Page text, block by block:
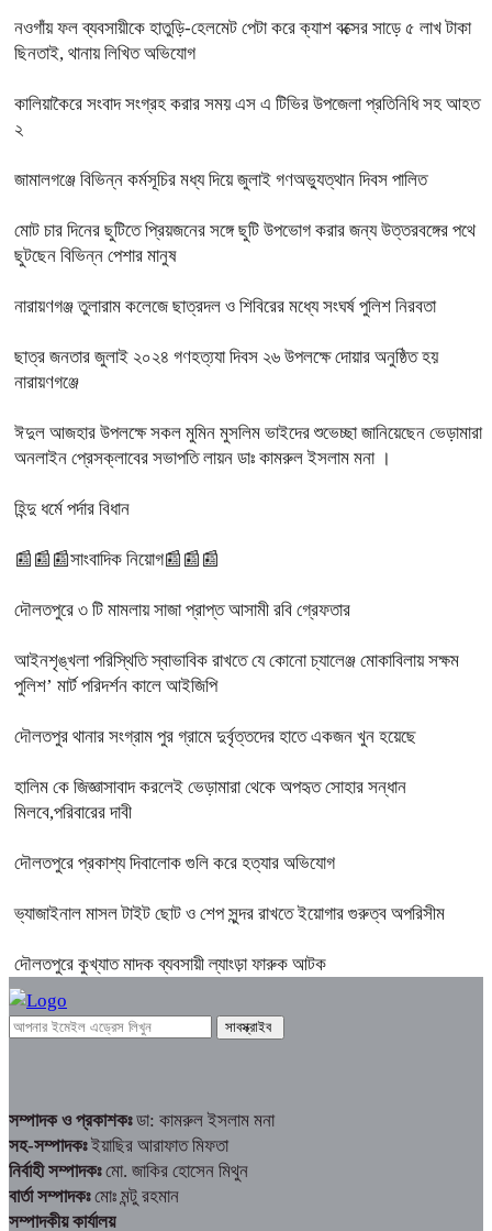
নওগাঁয় ফল ব্যবসায়ীকে হাতুড়ি-হেলমেট পেটা করে ক্যাশ বক্সের সাড়ে ৫ লাখ টাকা
ছিনতাই, থানায় লিখিত অভিযোগ
কালিয়াকৈরে সংবাদ সংগ্রহ করার সময় এস এ টিভির উপজেলা প্রতিনিধি সহ আহত
২
জামালগঞ্জে বিভিন্ন কর্মসূচির মধ্য দিয়ে জুলাই গণঅভ্যুত্থান দিবস পালিত
মোট চার দিনের ছুটিতে প্রিয়জনের সঙ্গে ছুটি উপভোগ করার জন্য উত্তরবঙ্গের পথে
ছুটছেন বিভিন্ন পেশার মানুষ
নারায়ণগঞ্জ তুলারাম কলেজে ছাত্রদল ও শিবিরের মধ্যে সংঘর্ষ পুলিশ নিরবতা
ছাত্র জনতার জুলাই ২০২৪ গণহত্য্যা দিবস ২৬ উপলক্ষে দোয়ার অনুষ্ঠিত হয়
নারায়ণগঞ্জে
ঈদুল আজহার উপলক্ষে সকল মুমিন মুসলিম ভাইদের শুভেচ্ছা জানিয়েছেন ভেড়ামারা
অনলাইন প্রেসক্লাবের সভাপতি লায়ন ডাঃ কামরুল ইসলাম মনা ।
হিন্দু ধর্মে পর্দার বিধান
📰📰📰সাংবাদিক নিয়োগ📰📰📰
দৌলতপুরে ৩ টি মামলায় সাজা প্রাপ্ত আসামী রবি গ্রেফতার
আইনশৃঙ্খলা পরিস্থিতি স্বাভাবিক রাখতে যে কোনো চ্যালেঞ্জ মোকাবিলায় সক্ষম
পুলিশ’ মার্ট পরিদর্শন কালে আইজিপি
দৌলতপুর থানার সংগ্রাম পুর গ্রামে দুর্বৃত্তদের হাতে একজন খুন হয়েছে
হালিম কে জিজ্ঞাসাবাদ করলেই ভেড়ামারা থেকে অপহৃত সোহার সন্ধান
মিলবে,পরিবারের দাবী
দৌলতপুরে প্রকাশ্য দিবালোক গুলি করে হত্যার অভিযোগ
ভ্যাজাইনাল মাসল টাইট ছোট ও শেপ সুন্দর রাখতে ইয়োগার গুরুত্ব অপরিসীম
দৌলতপুরে কুখ্যাত মাদক ব্যবসায়ী ল্যাংড়া ফারুক আটক
সম্পাদক ও প্রকাশকঃডা: কামরুল ইসলাম মনা
সহ-সম্পাদকঃইয়াছির আরাফাত মিফতা
নির্বাহী সম্পাদকঃমো. জাকির হোসেন মিথুন
বার্তা সম্পাদকঃমোঃ মন্টু রহমান
সম্পাদকীয় কার্যালয়